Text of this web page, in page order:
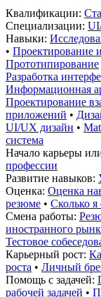
Квалификации:
Специализации:
Навыки:
• Проектирование
Прототипирование
Разработка
Информационная
Проектирование
приложений •
UI/UX дизайн •
система
Начало карьеры
профессии
Развитие навыков:
Оценка: Оценка
резюме • Сколько я
Смена работы:
иностранного
Тестовое
Карьерный рост:
роста • Личный
Помощь с задачей:
рабочей задачей •